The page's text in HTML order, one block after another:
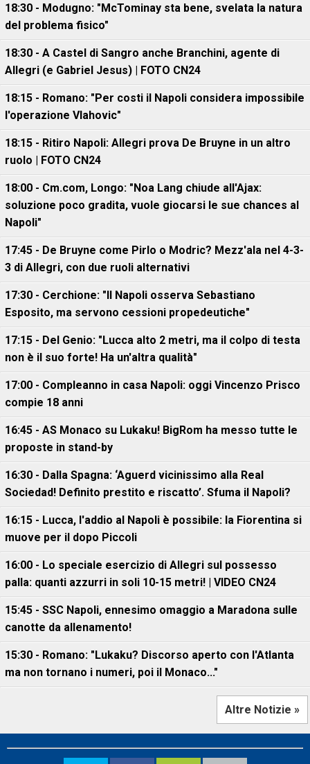
18:30 - Modugno: "McTominay sta bene, svelata la natura
del problema fisico"
18:30 - A Castel di Sangro anche Branchini, agente di
Allegri (e Gabriel Jesus) | FOTO CN24
18:15 - Romano: "Per costi il Napoli considera impossibile
l'operazione Vlahovic"
18:15 - Ritiro Napoli: Allegri prova De Bruyne in un altro
ruolo | FOTO CN24
18:00 - Cm.com, Longo: "Noa Lang chiude all'Ajax:
soluzione poco gradita, vuole giocarsi le sue chances al
Napoli"
17:45 - De Bruyne come Pirlo o Modric? Mezz'ala nel 4-3-
3 di Allegri, con due ruoli alternativi
17:30 - Cerchione: "Il Napoli osserva Sebastiano
Esposito, ma servono cessioni propedeutiche"
17:15 - Del Genio: "Lucca alto 2 metri, ma il colpo di testa
non è il suo forte! Ha un'altra qualità"
17:00 - Compleanno in casa Napoli: oggi Vincenzo Prisco
compie 18 anni
16:45 - AS Monaco su Lukaku! BigRom ha messo tutte le
proposte in stand-by
16:30 - Dalla Spagna: ‘Aguerd vicinissimo alla Real
Sociedad! Definito prestito e riscatto’. Sfuma il Napoli?
16:15 - Lucca, l'addio al Napoli è possibile: la Fiorentina si
muove per il dopo Piccoli
16:00 - Lo speciale esercizio di Allegri sul possesso
palla: quanti azzurri in soli 10-15 metri! | VIDEO CN24
15:45 - SSC Napoli, ennesimo omaggio a Maradona sulle
canotte da allenamento!
15:30 - Romano: "Lukaku? Discorso aperto con l'Atlanta
ma non tornano i numeri, poi il Monaco..."
Altre Notizie »